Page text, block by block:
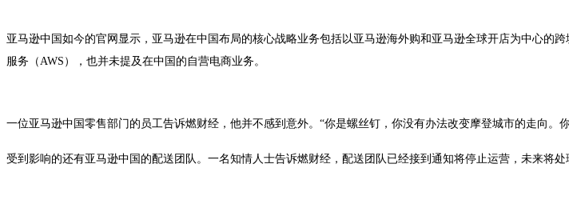
亚马逊中国如今的官网显示，亚马逊在中国布局的核心战略业务包括以亚马逊海外购和亚马逊全球开店为中心
服务（AWS），也并未提及在中国的自营电商业务。
一位亚马逊中国零售部门的员工告诉燃财经，他并不感到意外。“你是螺丝钉，你没有办法改变摩登城市的走向
受到影响的还有亚马逊中国的配送团队。一名知情人士告诉燃财经，配送团队已经接到通知将停止运营，未来将处